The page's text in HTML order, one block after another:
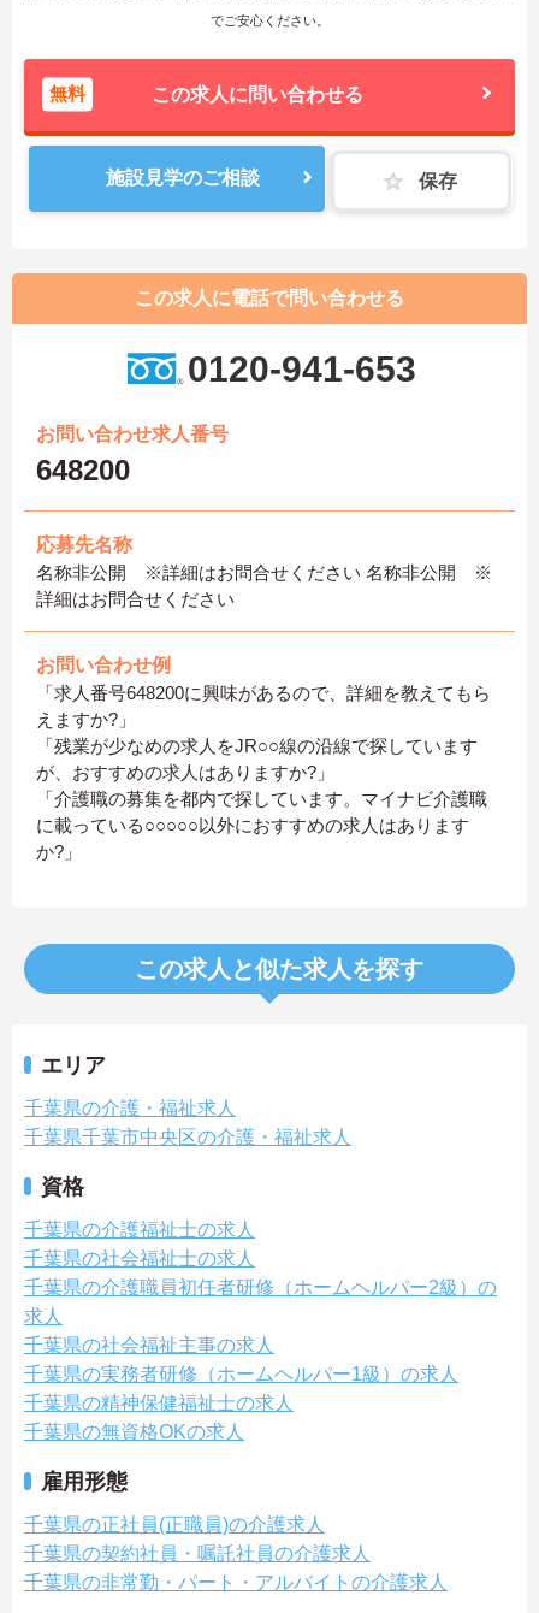
でご安心ください。
無料 この求人に問い合わせる
施設見学のご相談 保存
この求人に電話で問い合わせる
0120-941-653
お問い合わせ求人番号
648200
応募先名称
名称非公開 ※詳細はお問合せください 名称非公開 ※
詳細はお問合せください
お問い合わせ例
「求人番号648200に興味があるので、詳細を教えてもら
えますか?」
「残業が少なめの求人をJR○○線の沿線で探しています
が、おすすめの求人はありますか?」
「介護職の募集を都内で探しています。マイナビ介護職
に載っている○○○○○以外におすすめの求人はあります
か?」
この求人と似た求人を探す
エリア
千葉県の介護・福祉求人
千葉県千葉市中央区の介護・福祉求人
資格
千葉県の介護福祉士の求人
千葉県の社会福祉士の求人
千葉県の介護職員初任者研修（ホームヘルパー2級）の
求人
千葉県の社会福祉主事の求人
千葉県の実務者研修（ホームヘルパー1級）の求人
千葉県の精神保健福祉士の求人
千葉県の無資格OKの求人
雇用形態
千葉県の正社員(正職員)の介護求人
千葉県の契約社員・嘱託社員の介護求人
千葉県の非常勤・パート・アルバイトの介護求人